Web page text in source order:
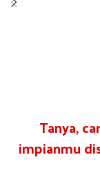
Tanya,
impianmu